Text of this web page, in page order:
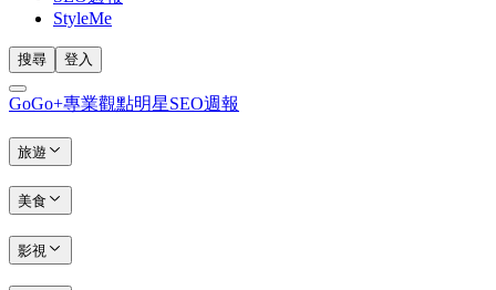
StyleMe
搜尋 登入
GoGo+專業觀點明星SEO週報
旅遊
美食
影視